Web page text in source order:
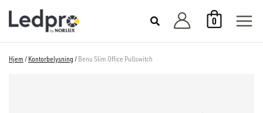
rett
0
Hjem / Kontorbelysning / Benu Slim Office Pullswitch